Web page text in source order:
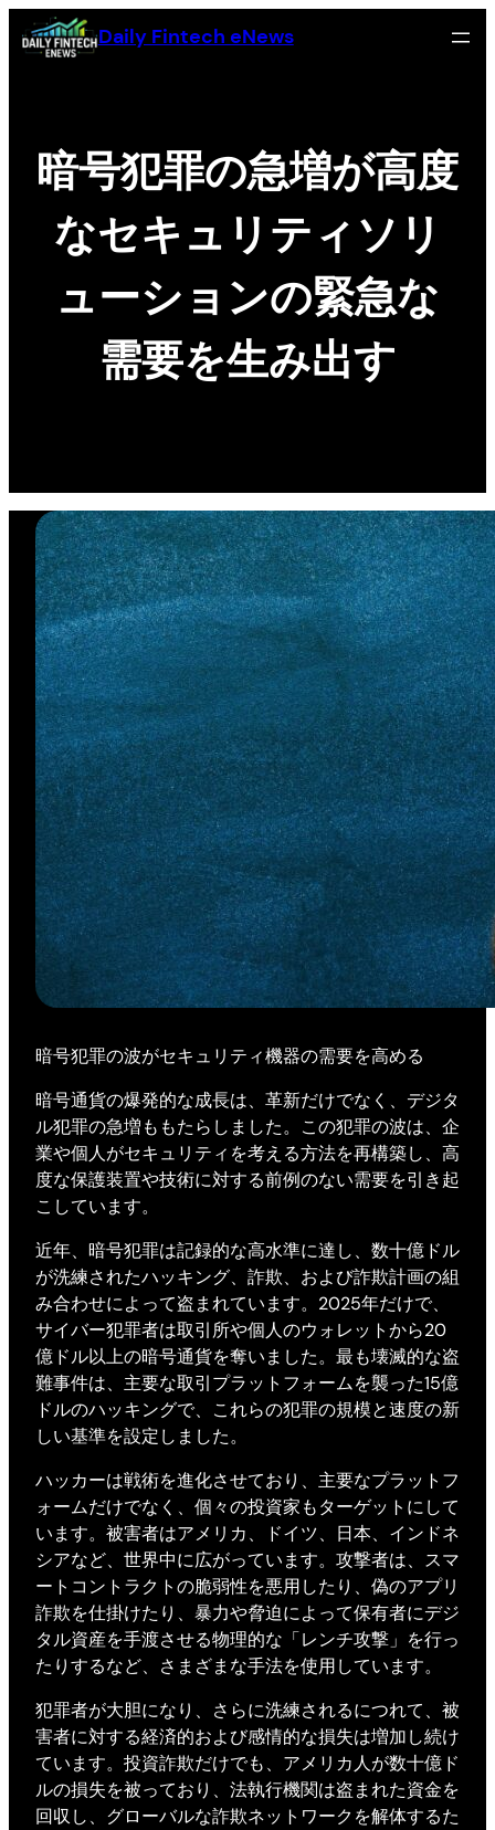
Skip
to
Daily Fintech eNews
暗号犯罪の急増が高度
なセキュリティソリ
ューションの緊急な
需要を生み出す
暗号犯罪の波がセキュリティ機器の需要を高める
暗号通貨の爆発的な成長は、革新だけでなく、デジタ
ル犯罪の急増ももたらしました。この犯罪の波は、企
業や個人がセキュリティを考える方法を再構築し、高
度な保護装置や技術に対する前例のない需要を引き起
こしています。
近年、暗号犯罪は記録的な高水準に達し、数十億ドル
が洗練されたハッキング、詐欺、および詐欺計画の組
み合わせによって盗まれています。2025年だけで、
サイバー犯罪者は取引所や個人のウォレットから20
億ドル以上の暗号通貨を奪いました。最も壊滅的な盗
難事件は、主要な取引プラットフォームを襲った15億
ドルのハッキングで、これらの犯罪の規模と速度の新
しい基準を設定しました。
ハッカーは戦術を進化させており、主要なプラットフ
ォームだけでなく、個々の投資家もターゲットにして
います。被害者はアメリカ、ドイツ、日本、インドネ
シアなど、世界中に広がっています。攻撃者は、スマ
ートコントラクトの脆弱性を悪用したり、偽のアプリ
詐欺を仕掛けたり、暴力や脅迫によって保有者にデジ
タル資産を手渡させる物理的な「レンチ攻撃」を行っ
たりするなど、さまざまな手法を使用しています。
犯罪者が大胆になり、さらに洗練されるにつれて、被
害者に対する経済的および感情的な損失は増加し続け
ています。投資詐欺だけでも、アメリカ人が数十億ド
ルの損失を被っており、法執行機関は盗まれた資金を
回収し、グローバルな詐欺ネットワークを解体するた